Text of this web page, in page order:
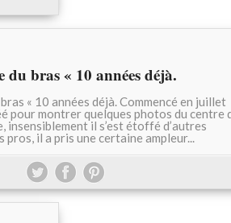
du bras « 10 années déjà.
« 10 années déjà. Commencé en juillet
pour montrer quelques photos du centre
insensiblement il s’est étoffé d’autres
pros, il a pris une certaine ampleur...